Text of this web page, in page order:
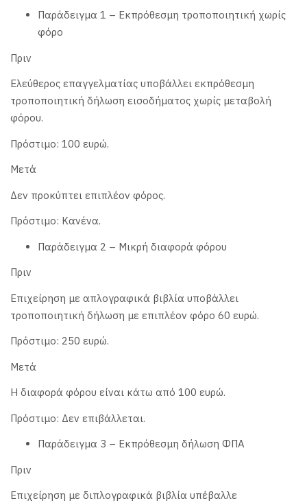
Παράδειγμα 1 – Εκπρόθεσμη τροποποιητική χωρίς
φόρο
Πριν
Ελεύθερος επαγγελματίας υποβάλλει εκπρόθεσμη
τροποποιητική δήλωση εισοδήματος χωρίς μεταβολή
φόρου.
Πρόστιμο: 100 ευρώ.
Μετά
Δεν προκύπτει επιπλέον φόρος.
Πρόστιμο: Κανένα.
Παράδειγμα 2 – Μικρή διαφορά φόρου
Πριν
Επιχείρηση με απλογραφικά βιβλία υποβάλλει
τροποποιητική δήλωση με επιπλέον φόρο 60 ευρώ.
Πρόστιμο: 250 ευρώ.
Μετά
Η διαφορά φόρου είναι κάτω από 100 ευρώ.
Πρόστιμο: Δεν επιβάλλεται.
Παράδειγμα 3 – Εκπρόθεσμη δήλωση ΦΠΑ
Πριν
Επιχείρηση με διπλογραφικά βιβλία υπέβαλλε